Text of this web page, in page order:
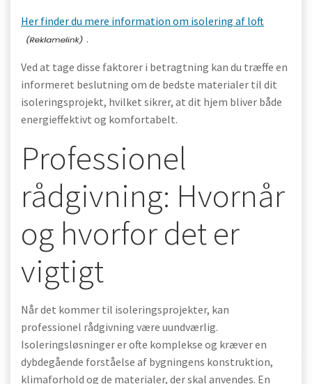
Her finder du mere information om isolering af loft
.
Ved at tage disse faktorer i betragtning kan du træffe en
informeret beslutning om de bedste materialer til dit
isoleringsprojekt, hvilket sikrer, at dit hjem bliver både
energieffektivt og komfortabelt.
Professionel
rådgivning: Hvornår
og hvorfor det er
vigtigt
Når det kommer til isoleringsprojekter, kan
professionel rådgivning være uundværlig.
Isoleringsløsninger er ofte komplekse og kræver en
dybdegående forståelse af bygningens konstruktion,
klimaforhold og de materialer, der skal anvendes. En